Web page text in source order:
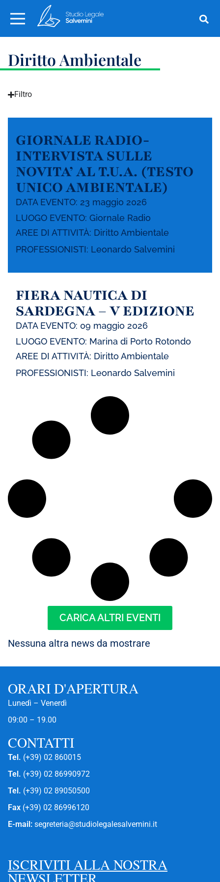
Diritto Ambientale
Filtro
GIORNALE RADIO-
INTERVISTA SULLE
NOVITA’ AL T.U.A. (TESTO
UNICO AMBIENTALE)
DATA EVENTO: 23 maggio 2026
LUOGO EVENTO: Giornale Radio
AREE DI ATTIVITÀ: Diritto Ambientale
PROFESSIONISTI: Leonardo Salvemini
FIERA NAUTICA DI
SARDEGNA – V EDIZIONE
DATA EVENTO: 09 maggio 2026
LUOGO EVENTO: Marina di Porto Rotondo
AREE DI ATTIVITÀ: Diritto Ambientale
PROFESSIONISTI: Leonardo Salvemini
CARICA ALTRI EVENTI
Nessuna altra news da mostrare
ORARI D'APERTURA
Lunedì – Venerdì
09:00 – 19.00
CONTATTI
Tel. (+39) 02 860015
Tel. (+39) 02 86990972
Tel. (+39) 02 89050500
Fax (+39) 02 86996120
E-mail: segreteria@studiolegalesalvemini.it
ISCRIVITI ALLA NOSTRA
NEWSLETTER